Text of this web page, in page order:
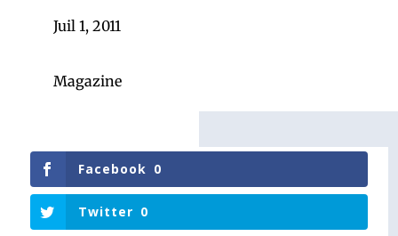
Juil 1, 2011
Magazine
Facebook 0
Twitter 0